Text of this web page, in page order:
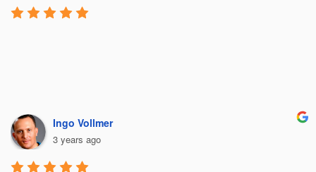
Ingo Vollmer
3 years ago